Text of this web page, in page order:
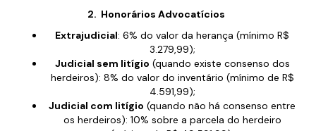
2. Honorários Advocatícios
Extrajudicial: 6% do valor da herança (mínimo R$
3.279,99);
Judicial sem litígio (quando existe consenso dos
herdeiros): 8% do valor do inventário (mínimo de R$
4.591,99);
Judicial com litígio (quando não há consenso entre
os herdeiros): 10% sobre a parcela do herdeiro